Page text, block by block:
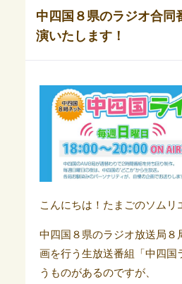
中四国８県のラジオ合同
演いたします！
こんにちは！たまごのソムリ
中四国８県のラジオ放送局８
画を行う生放送番組「中四国
うものがあるのですが、